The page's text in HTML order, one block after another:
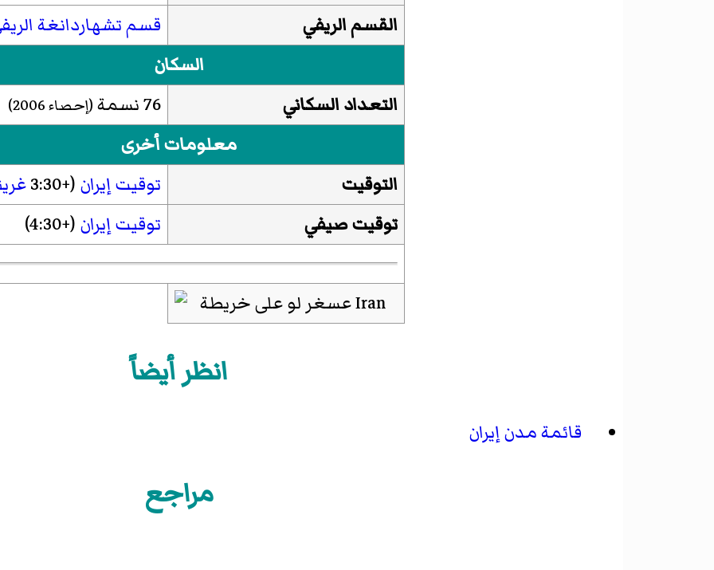
القسم الريفي
قسم تشهاردانغة
السكان
التعداد السكاني
76 نسمة (إحصاء 2006)
معلومات أخرى
التوقيت
توقيت إيران (+3:30
توقيت صيفي
توقيت إيران (+4:30)
انظر أيضاً
قائمة مدن إيران
مراجع